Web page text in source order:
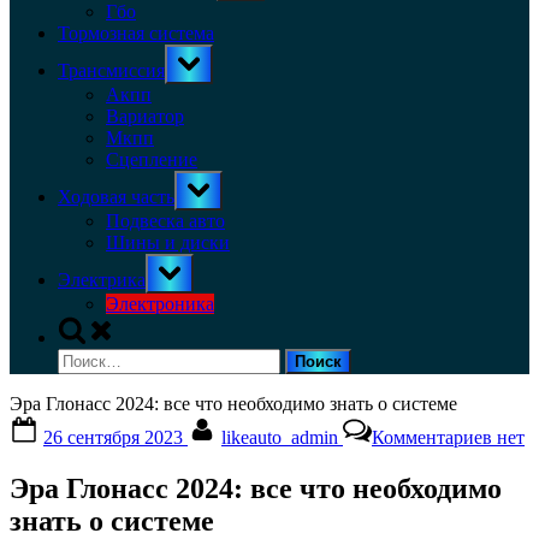
Гбо
Тормозная система
Трансмиссия
Toggle
sub-
Акпп
Вариатор
Мкпп
Сцепление
Ходовая часть
Toggle
sub-
menu
Подвеска авто
Шины и диски
Электрика
Toggle
sub-
menu
Электроника
Toggle
search
form
Найти:
Эра Глонасс 2024: все что необходимо знать о системе
on
26 сентября 2023 likeauto_admin Комментариев нет
Эра Глонасс 2024: все что необходимо
знать о системе